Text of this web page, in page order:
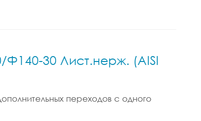
Ф140-30 Лист.нерж. (AISI
переходов с одного